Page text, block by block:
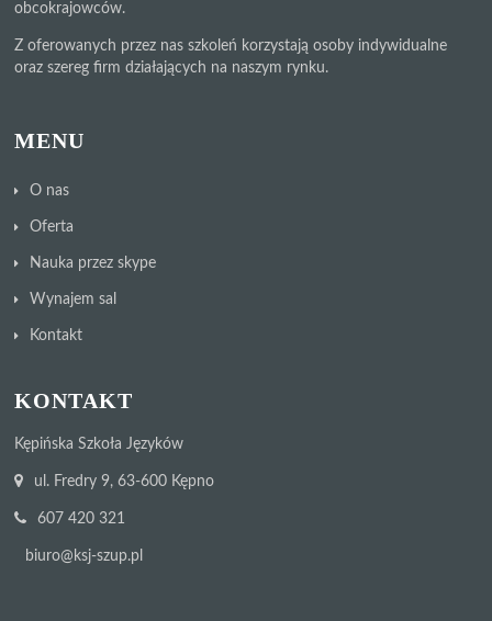
obcokrajowców.
Z oferowanych przez nas szkoleń korzystają osoby indywidualne
oraz szereg firm działających na naszym rynku.
MENU
O nas
Oferta
Nauka przez skype
Wynajem sal
Kontakt
KONTAKT
Kępińska Szkoła Języków
ul. Fredry 9, 63-600 Kępno
607 420 321
biuro@ksj-szup.pl